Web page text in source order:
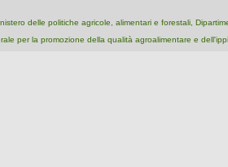
delle politiche agricole, alimentari e forestali,
per la promozione della qualità agroalimentare e